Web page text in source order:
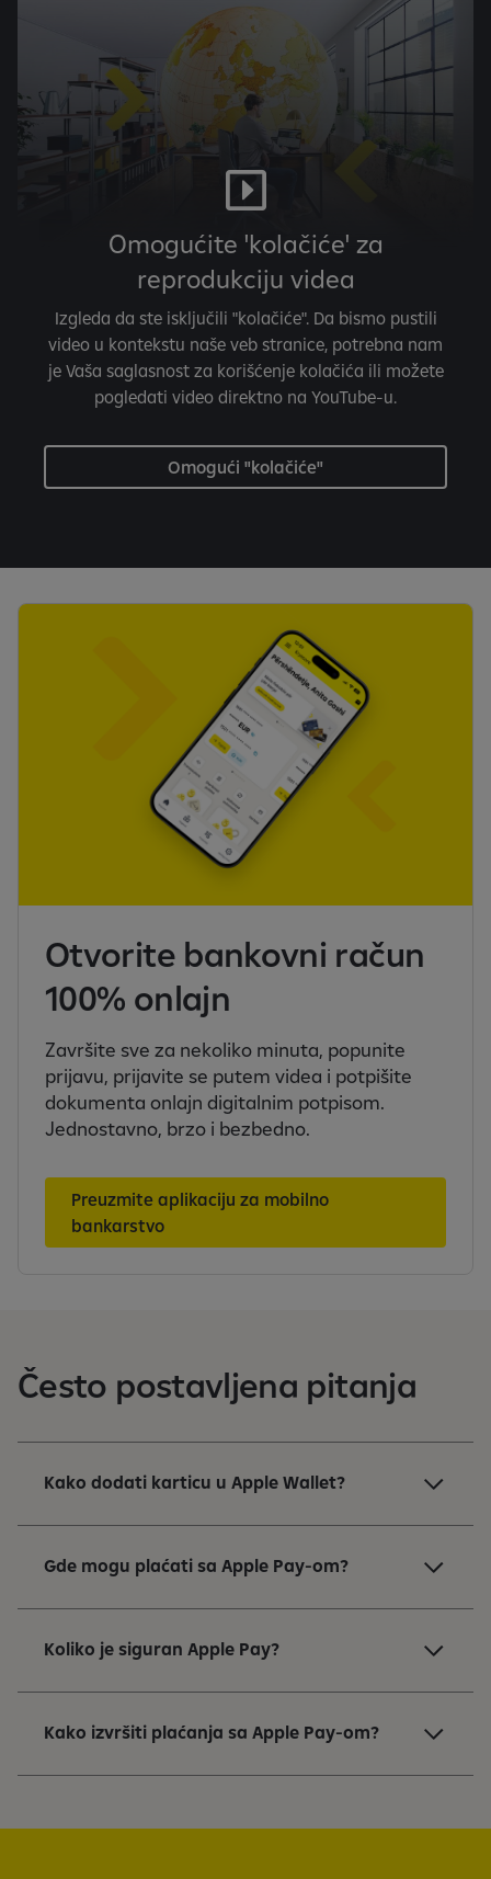
Omogućite 'kolačiće' za
reprodukciju videa
Izgleda da ste isključili "kolačiće". Da bismo pustili
video u kontekstu naše veb stranice, potrebna nam
je Vaša saglasnost za korišćenje kolačića ili možete
pogledati video direktno na YouTube-u.
Omogući "kolačiće"
Otvorite bankovni račun
100% onlajn
Završite sve za nekoliko minuta, popunite
prijavu, prijavite se putem videa i potpišite
dokumenta onlajn digitalnim potpisom.
Jednostavno, brzo i bezbedno.
Preuzmite aplikaciju za mobilno
bankarstvo
Često postavljena pitanja
Kako dodati karticu u Apple Wallet?
Gde mogu plaćati sa Apple Pay-om?
Koliko je siguran Apple Pay?
Kako izvršiti plaćanja sa Apple Pay-om?